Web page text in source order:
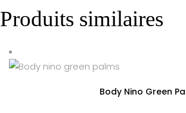
Produits similaires
Body Nino Green